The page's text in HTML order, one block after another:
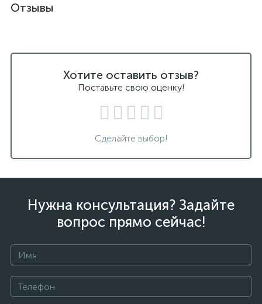
Отзывы
Хотите оставить отзыв?
Поставьте свою оценку!
Сделайте выбор!
Нужна консультация? Задайте
вопрос прямо сейчас!